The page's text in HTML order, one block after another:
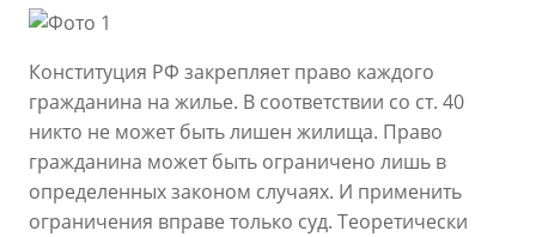
Конституция РФ закрепляет право каждого
гражданина на жилье. В соответствии со ст. 40
никто не может быть лишен жилища. Право
гражданина может быть ограничено лишь в
определенных законом случаях. И применить
ограничения вправе только суд. Теоретически